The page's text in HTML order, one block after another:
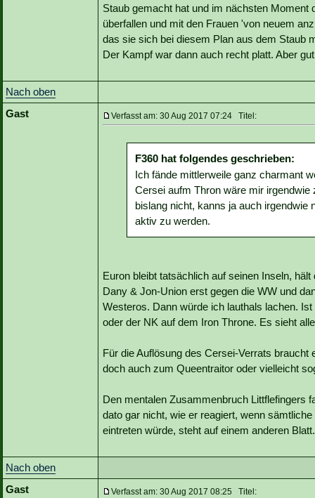
Staub gemacht hat und im nächsten
überfallen und mit den Frauen 'von neuem
das sie sich bei diesem Plan aus dem Staub
Der Kampf war dann auch recht platt. Aber
Nach oben
Gast
Verfasst am: 30 Aug 2017 07:24 Titel:
F360 hat folgendes geschrieben:
Ich fände mittlerweile ganz charmant
Cersei aufm Thron wäre mir
bislang nicht, kanns ja auch irgendwie
aktiv zu werden.
Euron bleibt tatsächlich auf seinen Inseln,
Dany & Jon-Union erst gegen die WW und
Westeros. Dann würde ich lauthals lachen.
oder der NK auf dem Iron Throne. Es sieht
Für die Auflösung des Cersei-Verrats
doch auch zum Queentraitor oder vielleicht
Den mentalen Zusammenbruch Littflefingers
dato gar nicht, wie er reagiert, wenn
eintreten würde, steht auf einem anderen
Nach oben
Gast
Verfasst am: 30 Aug 2017 08:25 Titel: